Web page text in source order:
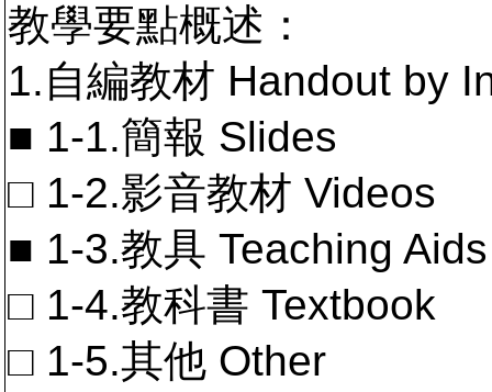
教學要點概述：
1.自編教材 Handout by
■ 1-1.簡報 Slides
□ 1-2.影音教材 Videos
■ 1-3.教具 Teaching Aids
□ 1-4.教科書 Textbook
□ 1-5.其他 Other